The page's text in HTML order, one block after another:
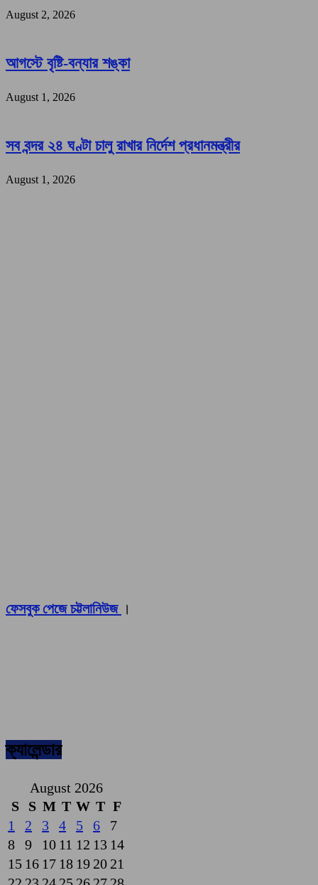
August 2, 2026
আগস্টে বৃষ্টি-বন্যার শঙ্কা
August 1, 2026
সব বন্দর ২৪ ঘণ্টা চালু রাখার নির্দেশ প্রধানমন্ত্রীর
August 1, 2026
ফেসবুক পেজে চট্টলানিউজ ।
ক্যালেন্ডার
August 2026
S
S M T W T F
1
2 3 4 5 6
7
8
9 10 11 12 13 14
15 16 17 18 19 20 21